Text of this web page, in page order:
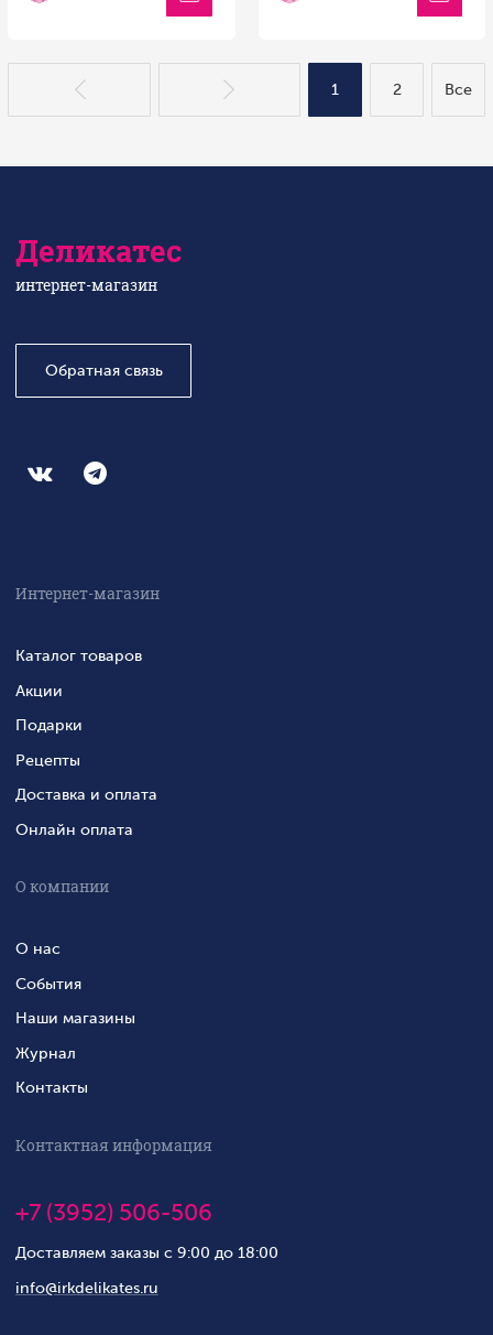
1 2 Все
Деликатес
интернет-магазин
Обратная связь
Интернет-магазин
Каталог товаров
Акции
Подарки
Рецепты
Доставка и оплата
Онлайн оплата
О компании
О нас
События
Наши магазины
Журнал
Контакты
Контактная информация
+7 (3952) 506-506
Доставляем заказы с 9:00 до 18:00
info@irkdelikates.ru